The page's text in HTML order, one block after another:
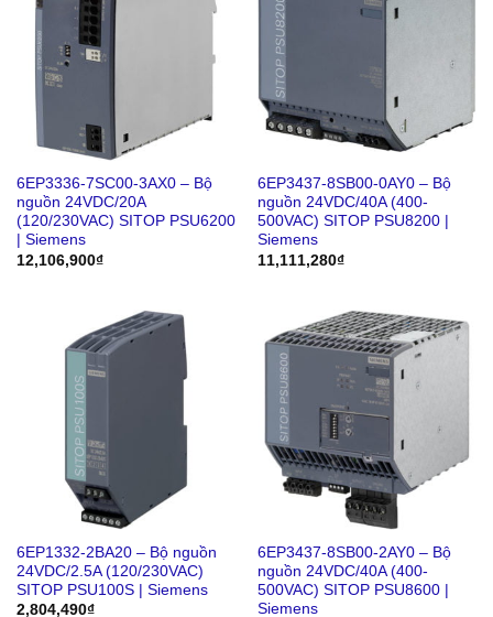
6EP3336-7SC00-3AX0 – Bộ
nguồn 24VDC/20A
(120/230VAC) SITOP PSU6200
| Siemens
12,106,900₫
6EP3437-8SB00-0AY0 – Bộ
nguồn 24VDC/40A (400-
500VAC) SITOP PSU8200 |
Siemens
11,111,280₫
6EP1332-2BA20 – Bộ nguồn
24VDC/2.5A (120/230VAC)
SITOP PSU100S | Siemens
2,804,490₫
6EP3437-8SB00-2AY0 – Bộ
nguồn 24VDC/40A (400-
500VAC) SITOP PSU8600 |
Siemens